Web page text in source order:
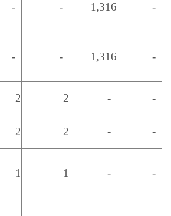
- - 1,316 -
- - 1,316 -
2 2 - -
2 2 - -
1 1 - -